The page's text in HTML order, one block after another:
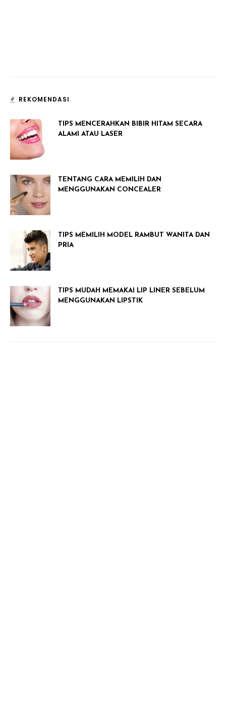
REKOMENDASI
TIPS MENCERAHKAN BIBIR HITAM SECARA
ALAMI ATAU LASER
TENTANG CARA MEMILIH DAN
MENGGUNAKAN CONCEALER
TIPS MEMILIH MODEL RAMBUT WANITA DAN
PRIA
TIPS MUDAH MEMAKAI LIP LINER SEBELUM
MENGGUNAKAN LIPSTIK